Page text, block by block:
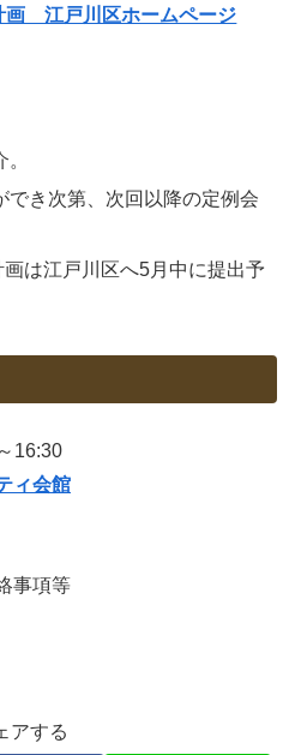
画 江戸川区ホームページ
き次第、次回以降の定例会
は江戸川区へ5月中に提出予
16:30
ィ会館
項等
アする